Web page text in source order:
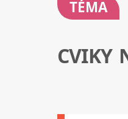
TÉMA
CVIKY